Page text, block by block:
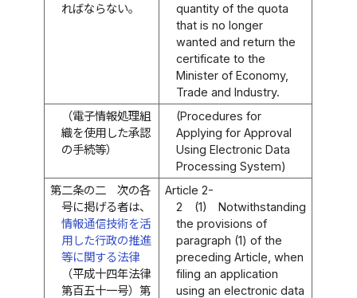
ればならない。
quantity of the quota
that is no longer
wanted and return the
certificate to the
Minister of Economy,
Trade and Industry.
（電子情報処理組
織を使用した承認
の手続等）
(Procedures for
Applying for Approval
Using Electronic Data
Processing System)
第二条の二
次の各
号に掲げる者は、
情報通信技術を活
用した行政の推進
等に関する法律
（平成十四年法律
第百五十一号）第
Article 2-
2
(1)
Notwithstanding
the provisions of
paragraph (1) of the
preceding Article, when
filing an application
using an electronic data